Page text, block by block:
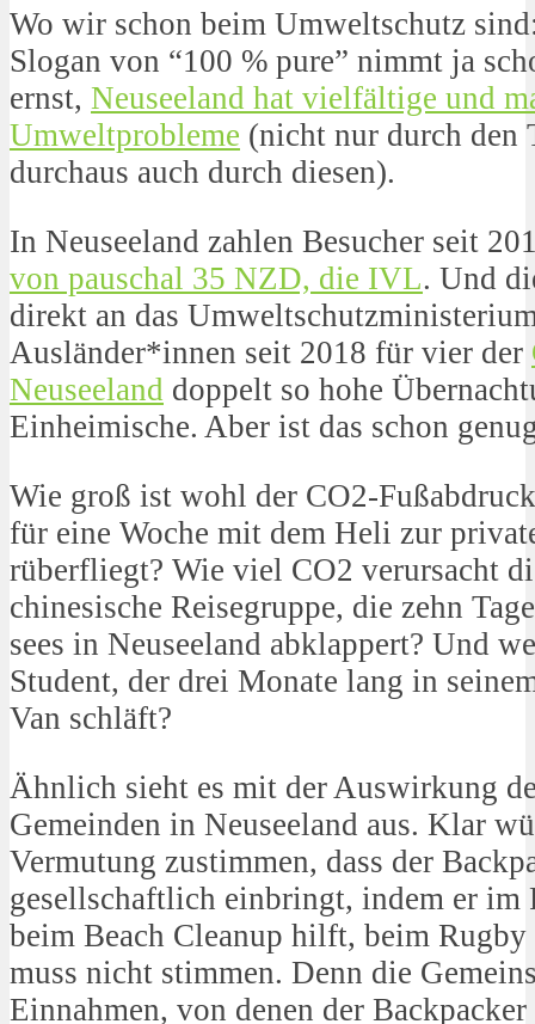
Wo wir schon beim Umweltschutz
Slogan von “100 % pure” nimmt ja
ernst, Neuseeland hat vielfältige und
Umweltprobleme (nicht nur durch den
durchaus auch durch diesen).
In Neuseeland zahlen Besucher seit
von pauschal 35 NZD, die IVL. Und
direkt an das
Ausländer*innen seit 2018 für vier der
Neuseeland doppelt so hohe
Einheimische. Aber ist das schon
Wie groß ist wohl der CO2-
für eine Woche mit dem Heli zur
rüberfliegt? Wie viel CO2 verursacht
chinesische Reisegruppe, die zehn
sees in Neuseeland abklappert? Und
Student, der drei Monate lang in
Van schläft?
Ähnlich sieht es mit der Auswirkung
Gemeinden in Neuseeland aus. Klar
Vermutung zustimmen, dass der
gesellschaftlich einbringt, indem er
beim Beach Cleanup hilft, beim
muss nicht stimmen. Denn die
Einnahmen, von denen der